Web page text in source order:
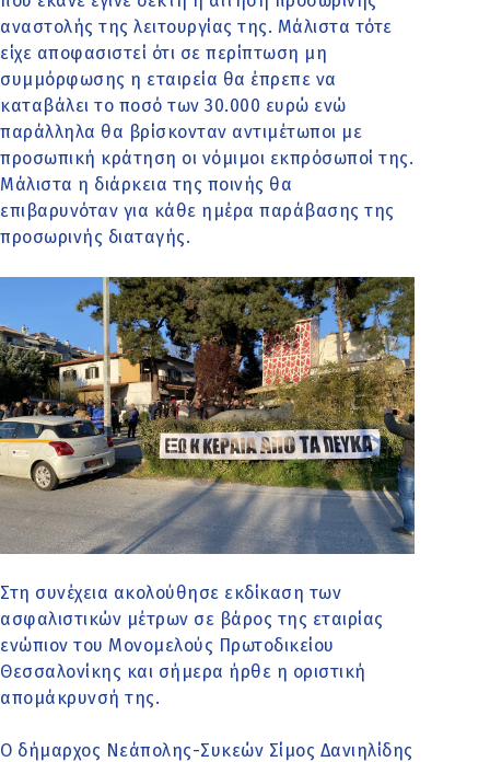
αναστολής της λειτουργίας της. Μάλιστα τότε
είχε αποφασιστεί ότι σε περίπτωση μη
συμμόρφωσης η εταιρεία θα έπρεπε να
καταβάλει το ποσό των 30.000 ευρώ ενώ
παράλληλα θα βρίσκονταν αντιμέτωποι με
προσωπική κράτηση οι νόμιμοι εκπρόσωποί της.
Μάλιστα η διάρκεια της ποινής θα
επιβαρυνόταν για κάθε ημέρα παράβασης της
προσωρινής διαταγής.
Στη συνέχεια ακολούθησε εκδίκαση των
ασφαλιστικών μέτρων σε βάρος της εταιρίας
ενώπιον του Μονομελούς Πρωτοδικείου
Θεσσαλονίκης και σήμερα ήρθε η οριστική
απομάκρυνσή της.
Ο δήμαρχος Νεάπολης-Συκεών Σίμος Δανιηλίδης